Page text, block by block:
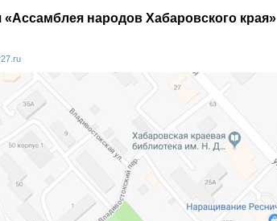
народов Хабаровского края»